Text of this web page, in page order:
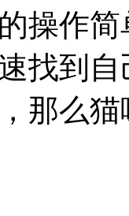
操作
找到
那么